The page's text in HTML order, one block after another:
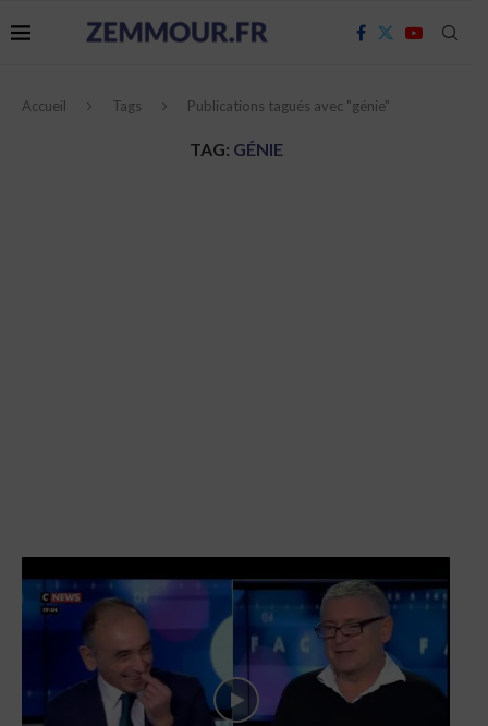
Accueil Tags Publications tagués avec "génie"
TAG: GÉNIE